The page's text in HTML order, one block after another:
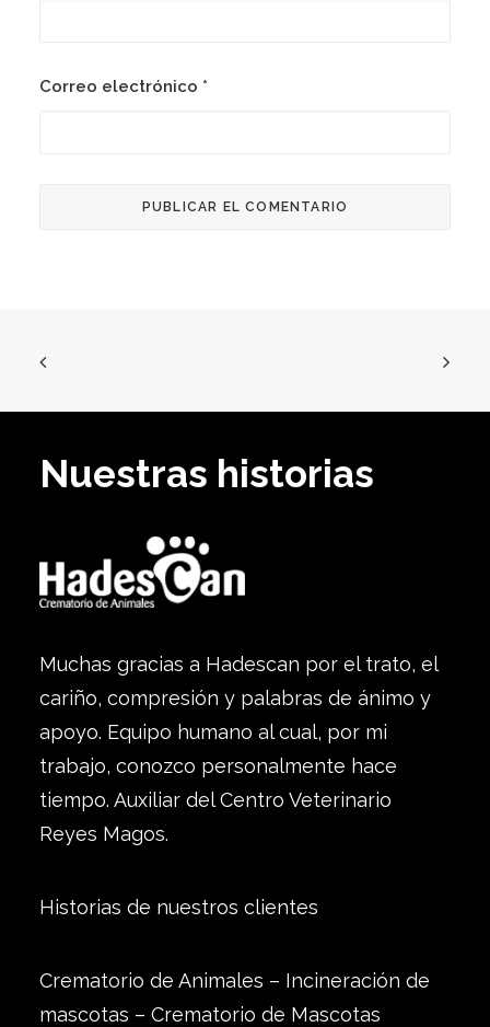
Correo electrónico *
Nuestras historias
Muchas gracias a Hadescan por el trato, el
cariño, compresión y palabras de ánimo y
apoyo. Equipo humano al cual, por mi
trabajo, conozco personalmente hace
tiempo. Auxiliar del Centro Veterinario
Reyes Magos.
Historias de nuestros clientes
Crematorio de Animales – Incineración de
mascotas – Crematorio de Mascotas